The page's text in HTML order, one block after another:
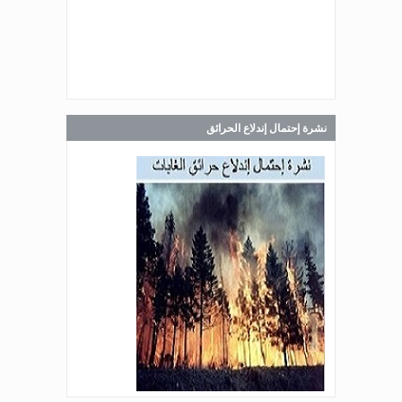
اللبناني البيان الآتي:
Jul 28, 2026
صدر عن دائرة الإعلام والعلاقات العامة
في المديرية العامة للدفاع المدني
اللبناني البيان الآتي:
Jul 27, 2026
صدر عن دائرة الإعلام والعلاقات العامة
في المديرية العامة للدفاع المدني
اللبناني البيان الآتي:
نشرة إحتمال إندلاع الحرائق